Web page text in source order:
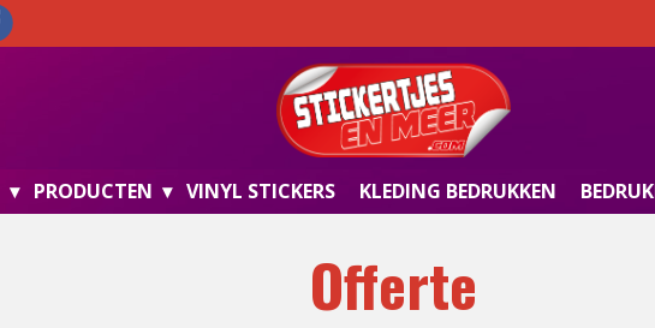
PRODUCTEN VINYL STICKERS KLEDING BEDRUKKEN
Offerte